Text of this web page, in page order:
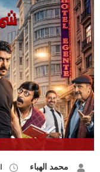
محمد الهباء